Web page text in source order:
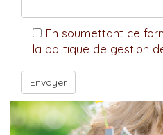
En soumettant ce
la politique de gestion